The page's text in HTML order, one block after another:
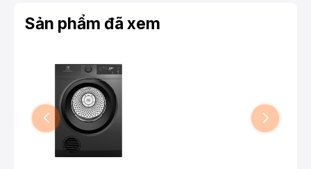
Sản phẩm đã xem